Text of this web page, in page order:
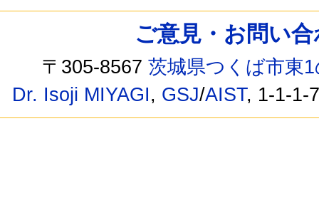
ご意見・お問い
〒305-8567茨城県つくば市東
Dr. Isoji MIYAGI, GSJ/AIST, 1-1-1-